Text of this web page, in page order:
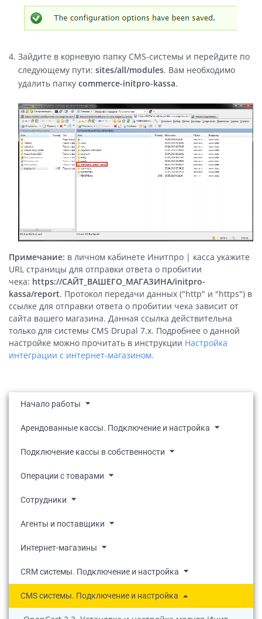
Начало работы
Арендованные кассы. Подключение и настройка
Подключение кассы в собственности
Операции с товарами
Сотрудники
Агенты и поставщики
Интернет-магазины
CRM системы. Подключение и настройка
CMS системы. Подключение и настройка
Зайдите в корневую папку CMS-системы и перейдите по
следующему пути: sites/all/modules. Вам необходимо
удалить папку commerce-initpro-kassa.
Примечание: в личном кабинете Инитпро | касса укажите
URL страницы для отправки ответа о пробитии
чека: https://САЙТ_ВАШЕГО_МАГАЗИНА/initpro-
kassa/report. Протокол передачи данных ("http" и "https") в
ссылке для отправки ответа о пробитии чека зависит от
сайта вашего магазина. Данная ссылка действительна
только для системы CMS Drupal 7.x. Подробнее о данной
настройке можно прочитать в инструкции Настройка
интеграции с интернет-магазином.